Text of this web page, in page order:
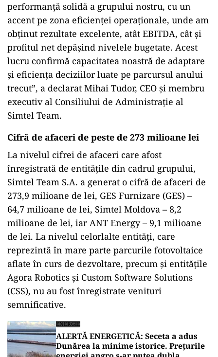
performanță solidă a grupului nostru, cu un
accent pe zona eficienței operaționale, unde am
obținut rezultate excelente, atât EBITDA, cât și
profitul net depășind nivelele bugetate. Acest
lucru confirmă capacitatea noastră de adaptare
și eficiența deciziilor luate pe parcursul anului
trecut”, a declarat Mihai Tudor, CEO și membru
executiv al Consiliului de Administrație al
Simtel Team.
Cifră de afaceri de peste de 273 milioane lei
La nivelul cifrei de afaceri care afost
înregistrată de entitățile din cadrul grupului,
Simtel Team S.A. a generat o cifră de afaceri de
273,9 milioane de lei, GES Furnizare (GES) –
64,7 milioane de lei, Simtel Moldova – 8,2
milioane de lei, iar ANT Energy – 9,1 milioane
de lei. La nivelul celorlalte entități, care
reprezintă în mare parte parcurile fotovoltaice
aflate în curs de dezvoltare, precum și entitățile
Agora Robotics și Custom Software Solutions
(CSS), nu au fost înregistrate venituri
semnificative.
ENERGIE
ALERTĂ ENERGETICĂ: Seceta a adus
Dunărea la minime istorice. Prețurile